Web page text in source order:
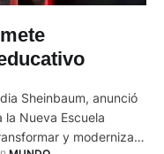
Sheinbaum, anunció
Nueva Escuela
y modernizar